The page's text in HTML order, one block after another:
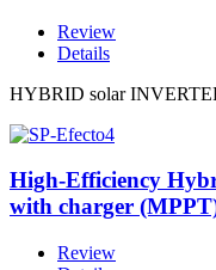
Review
Details
HYBRID solar
High-Efficiency
with charger
Review